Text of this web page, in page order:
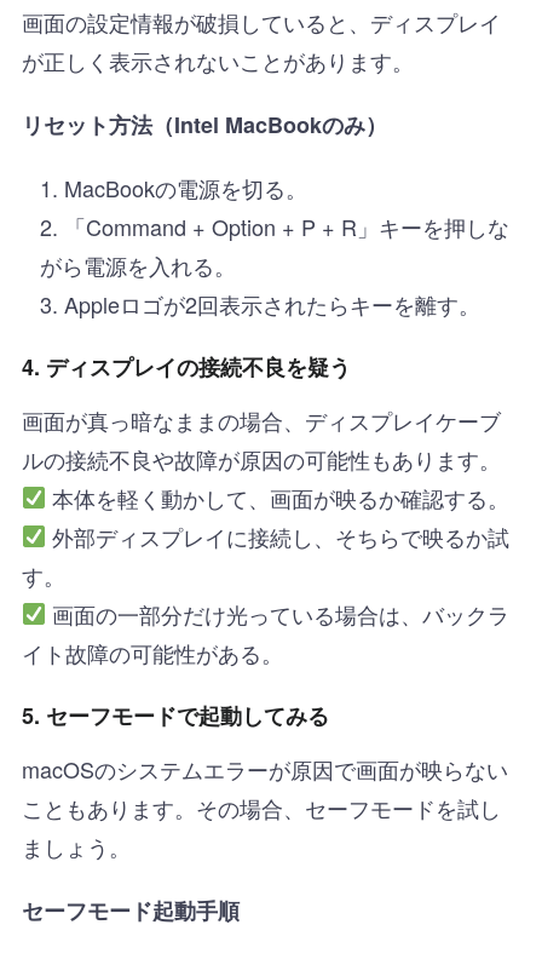
画面の設定情報が破損していると、ディスプレイ
が正しく表示されないことがあります。
リセット方法（Intel MacBookのみ）
MacBookの電源を切る。
「Command + Option + P + R」キーを押しな
がら電源を入れる。
Appleロゴが2回表示されたらキーを離す。
4. ディスプレイの接続不良を疑う
画面が真っ暗なままの場合、ディスプレイケーブ
ルの接続不良や故障が原因の可能性もあります。
本体を軽く動かして、画面が映るか確認する。
外部ディスプレイに接続し、そちらで映るか試
す。
画面の一部分だけ光っている場合は、バックラ
イト故障の可能性がある。
5. セーフモードで起動してみる
macOSのシステムエラーが原因で画面が映らない
こともあります。その場合、セーフモードを試し
ましょう。
セーフモード起動手順